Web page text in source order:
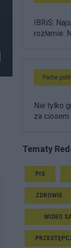
IBRiS:
rozłamie.
Partie
Nie tylko
za ciosem
Tematy
PIS
ZDROWIE
WIDEO